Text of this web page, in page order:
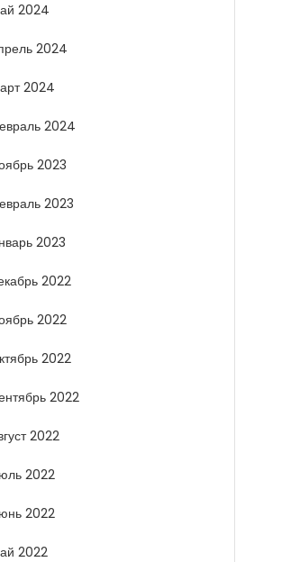
2024
2024
2024
2024
2023
2023
2023
2022
2022
2022
2022
2022
2022
2022
2022